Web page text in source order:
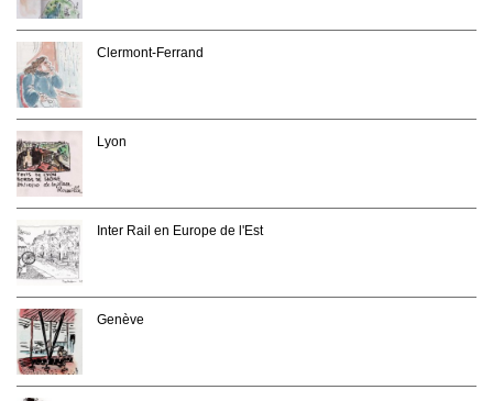
Clermont-Ferrand
Lyon
Inter Rail en Europe de l'Est
Genève